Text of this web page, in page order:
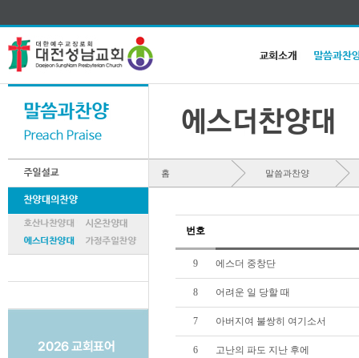
홈 말씀과찬양
번호
9 에스더 중창단
8 어려운 일 당할 때
7 아버지여 불쌍히 여기소서
6 고난의 파도 지난 후에